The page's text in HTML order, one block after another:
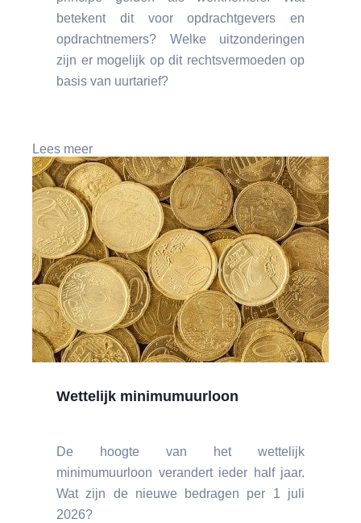
betekent dit voor opdrachtgevers en
opdrachtnemers? Welke uitzonderingen
zijn er mogelijk op dit rechtsvermoeden op
basis van uurtarief?
Lees meer
Wettelijk minimumuurloon
De hoogte van het wettelijk
minimumuurloon verandert ieder half jaar.
Wat zijn de nieuwe bedragen per 1 juli
2026?